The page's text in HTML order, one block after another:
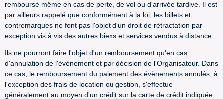
remboursé même en cas de perte, de vol ou d'arrivée tardive. Il est
par ailleurs rappelé que conformément à la loi, les billets et
contremarques ne font pas l'objet d'un droit de rétractation par
exception vis à vis des autres biens et services vendus à distance.
Ils ne pourront faire l'objet d'un remboursement qu'en cas
d'annulation de l'évènement et par décision de l'Organisateur. Dans
ce cas, le remboursement du paiement des évènements annulés, à
l'exception des frais de location ou gestion, s'effectue
généralement au moyen d'un crédit sur la carte de crédit indiquée